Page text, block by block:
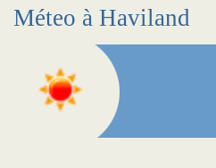
Méteo à Haviland